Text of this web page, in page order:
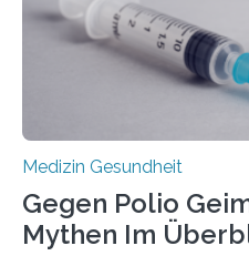
Schwachstelle im Erbgut
Medulloblastoms
Stiftung unterstützte das
Medizin Gesundheit
Gegen Polio
Mythen Im